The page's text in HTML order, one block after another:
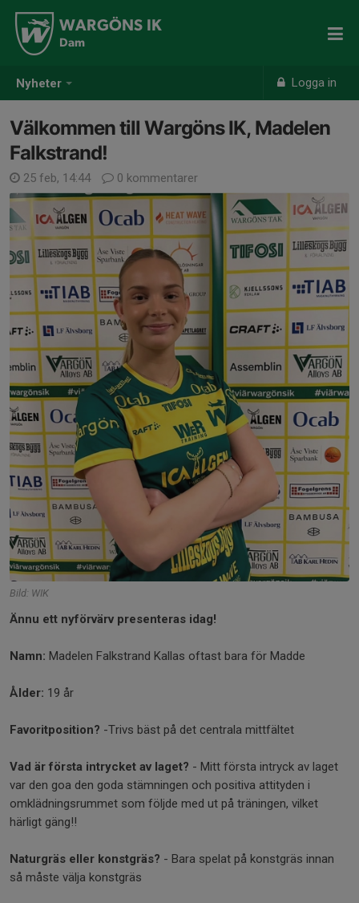
Nyheter Logga in
WARGÖNS IK
Dam
Välkommen till Wargöns IK, Madelen
Falkstrand!
25 feb, 14:44 0 kommentarer
Bild: WIK
Ännu ett nyförvärv presenteras idag!
Namn: Madelen Falkstrand Kallas oftast bara för Madde
Ålder: 19 år
Favoritposition? -Trivs bäst på det centrala mittfältet
Vad är första intrycket av laget? - Mitt första intryck av laget
var den goa den goda stämningen och positiva attityden i
omklädningsrummet som följde med ut på träningen, vilket
härligt gäng!!
Naturgräs eller konstgräs? - Bara spelat på konstgräs innan
så måste välja konstgräs